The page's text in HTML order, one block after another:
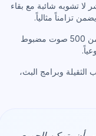
شائبة مع بقاء
الوصول إلى أكثر من 500 صوت مضبوط
وبرامج البث،